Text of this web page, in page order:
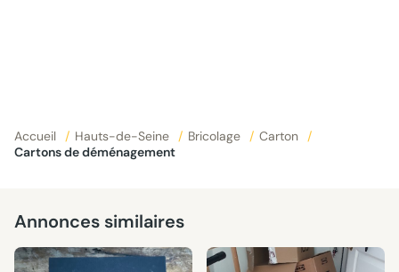
Accueil / Hauts-de-Seine / Bricolage / Carton
/
Cartons de déménagement
Annonces similaires